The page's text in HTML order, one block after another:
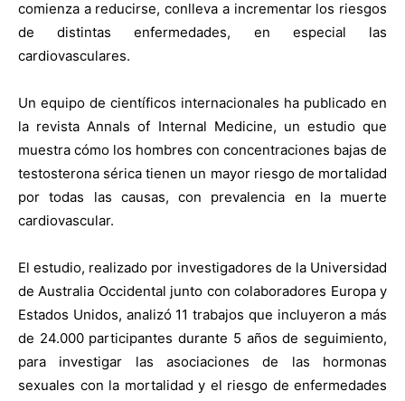
comienza a reducirse, conlleva a incrementar los riesgos
de distintas enfermedades, en especial las
cardiovasculares.
Un equipo de científicos internacionales ha publicado en
la revista Annals of Internal Medicine, un estudio que
muestra cómo los hombres con concentraciones bajas de
testosterona sérica tienen un mayor riesgo de mortalidad
por todas las causas, con prevalencia en la muerte
cardiovascular.
El estudio, realizado por investigadores de la Universidad
de Australia Occidental junto con colaboradores Europa y
Estados Unidos, analizó 11 trabajos que incluyeron a más
de 24.000 participantes durante 5 años de seguimiento,
para investigar las asociaciones de las hormonas
sexuales con la mortalidad y el riesgo de enfermedades